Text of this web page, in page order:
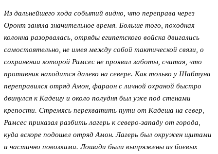
Из дальнейшего хода событий видно, что переправа через
Оронт заняла значительное время. Больше того, походная
колонна разорвалась, отряды египетского войска двигались
самостоятельно, не имея между собой тактической связи, о
сохранении которой Рамсес не проявил заботы, считая, что
противник находится далеко на севере. Как только у Шабтуна
переправился отряд Амон, фараон с личной охраной быстро
двинулся к Кадешу и около полудня был уже под стенами
крепости. Стремясь перехватить пути от Кадеша на север,
Рамсес приказал разбить лагерь к северо-западу от города,
куда вскоре подошел отряд Амон. Лагерь был окружен щитами
и частично повозками. Лошади были выпряжены из боевых